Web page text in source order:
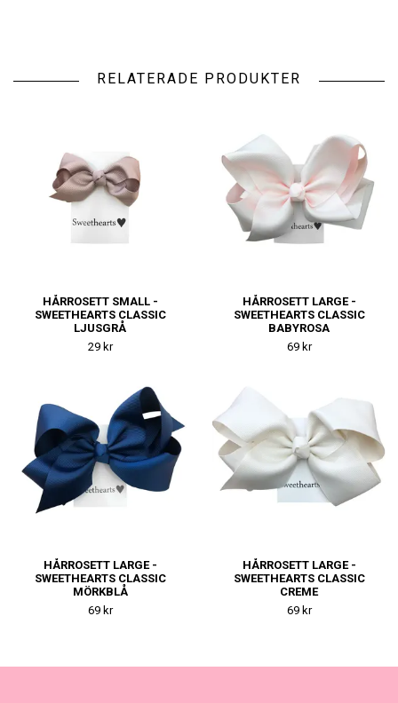
RELATERADE PRODUKTER
HÅRROSETT SMALL -
SWEETHEARTS CLASSIC
LJUSGRÅ
29 kr
HÅRROSETT LARGE -
SWEETHEARTS CLASSIC
BABYROSA
69 kr
HÅRROSETT LARGE -
SWEETHEARTS CLASSIC
MÖRKBLÅ
69 kr
HÅRROSETT LARGE -
SWEETHEARTS CLASSIC
CREME
69 kr